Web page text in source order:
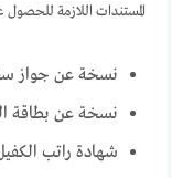
المستندات اللازمة للحصول
نسخة عن جواز
نسخة عن بطاقة
شهادة راتب